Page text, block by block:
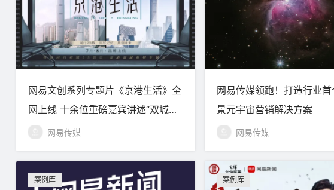
网易文创系列专题片《京港生活》全
网上线 十余位重磅嘉宾讲述“双城故
网易传媒
网易传媒领跑！打造行业
景元宇宙营销解决方案
网易传媒
案例库 案例库